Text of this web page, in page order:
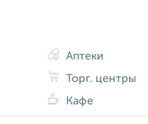
Аптеки
Торг. центры
Кафе